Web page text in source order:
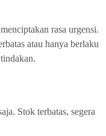
rasa urgensi.
atau hanya berlaku
Stok terbatas, segera